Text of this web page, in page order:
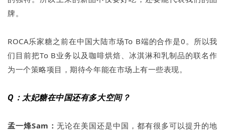
牌。
ROCA乐家糖之前在中国大陆市场To B端的合作是0。所以我
们目前把To B业务以及咖啡烘焙、冰淇淋和乳制品的联名作
为一个策略项目，期待今年能在市场上有一些表现。
Q：太妃糖在中国还有多大空间？
孟一烽Sam：无论在美国还是中国，都有很多可以提升的地